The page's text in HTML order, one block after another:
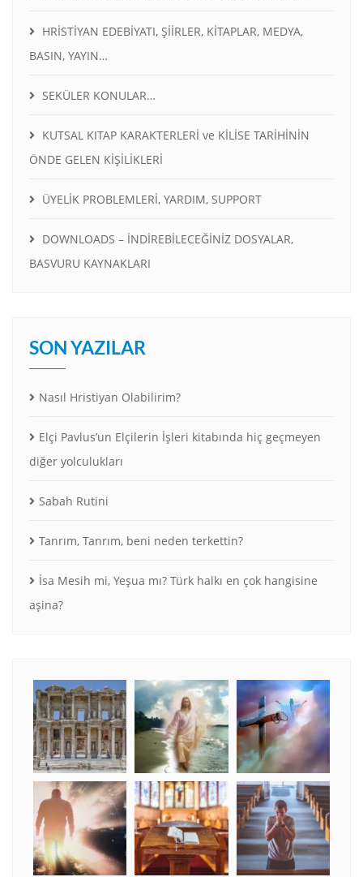
HRİSTİYAN EDEBİYATI, ŞİİRLER, KİTAPLAR, MEDYA,
BASIN, YAYIN…
SEKÜLER KONULAR…
KUTSAL KITAP KARAKTERLERİ ve KİLİSE TARİHİNİN
ÖNDE GELEN KİŞİLİKLERİ
ÜYELİK PROBLEMLERİ, YARDIM, SUPPORT
DOWNLOADS – İNDİREBİLECEĞİNİZ DOSYALAR,
BASVURU KAYNAKLARI
SON YAZILAR
Nasıl Hristiyan Olabilirim?
Elçi Pavlus’un Elçilerin İşleri kitabında hiç geçmeyen
diğer yolculukları
Sabah Rutini
Tanrım, Tanrım, beni neden terkettin?
İsa Mesih mi, Yeşua mı? Türk halkı en çok hangisine
aşina?